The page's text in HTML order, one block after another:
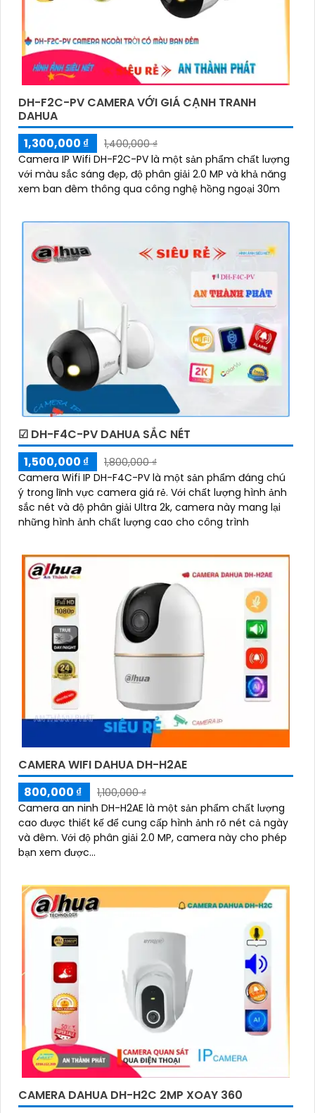
DH-F2C-PV CAMERA VỚI GIÁ CẠNH TRANH
DAHUA
1,300,000 ₫
1,400,000 ₫
Camera IP Wifi DH-F2C-PV là một sản phẩm chất lượng
với màu sắc sáng đẹp, độ phân giải 2.0 MP và khả năng
xem ban đêm thông qua công nghệ hồng ngoại 30m
☑ DH-F4C-PV DAHUA SẮC NÉT
1,500,000 ₫
1,800,000 ₫
Camera Wifi IP DH-F4C-PV là một sản phẩm đáng chú
ý trong lĩnh vực camera giá rẻ. Với chất lượng hình ảnh
sắc nét và độ phân giải Ultra 2k, camera này mang lại
những hình ảnh chất lượng cao cho công trình
CAMERA WIFI DAHUA DH-H2AE
800,000 ₫
1,100,000 ₫
Camera an ninh DH-H2AE là một sản phẩm chất lượng
cao được thiết kế để cung cấp hình ảnh rõ nét cả ngày
và đêm. Với độ phân giải 2.0 MP, camera này cho phép
bạn xem được...
CAMERA DAHUA DH-H2C 2MP XOAY 360